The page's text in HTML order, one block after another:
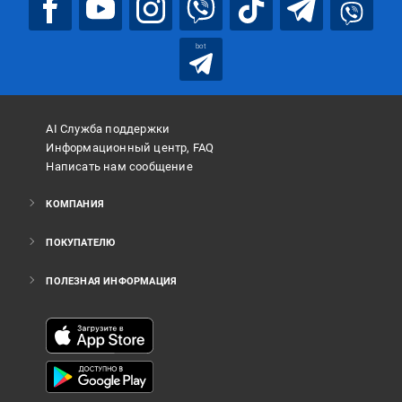
bot
AI Служба поддержки
Информационный центр, FAQ
Написать нам сообщение
КОМПАНИЯ
ПОКУПАТЕЛЮ
ПОЛЕЗНАЯ ИНФОРМАЦИЯ